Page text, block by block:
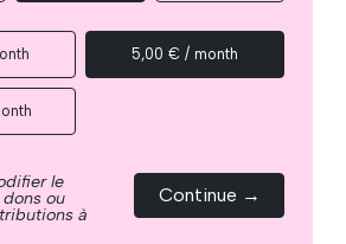
5,00 € / month
le
ou
à
Continue →